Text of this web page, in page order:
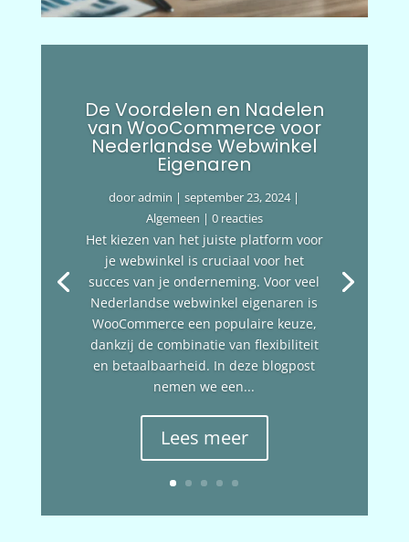
De Voordelen en Nadelen
van WooCommerce voor
Nederlandse Webwinkel
Eigenaren
dooradmin |september 23, 2024|
Algemeen | 0 reacties
Het kiezen van het juiste platform voor
je webwinkel is cruciaal voor het
succes van je onderneming. Voor veel
Nederlandse webwinkel eigenaren is
WooCommerce een populaire keuze,
dankzij de combinatie van flexibiliteit
en betaalbaarheid. In deze blogpost
nemen we een...
Lees meer